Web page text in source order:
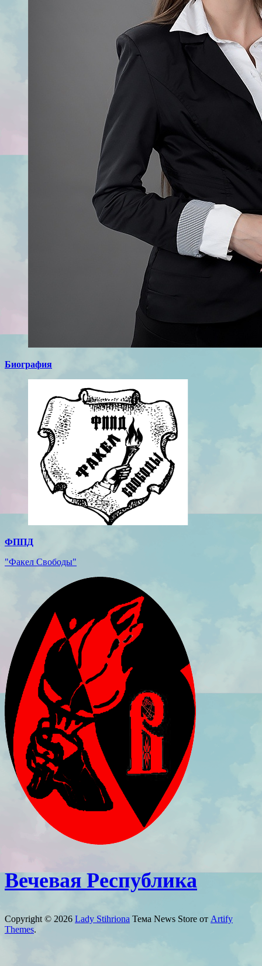
Биография
ФППД
"Факел Свободы"
Вечевая Республика
Copyright © 2026 Lady Stihriona Тема News Store от Artify
Themes.